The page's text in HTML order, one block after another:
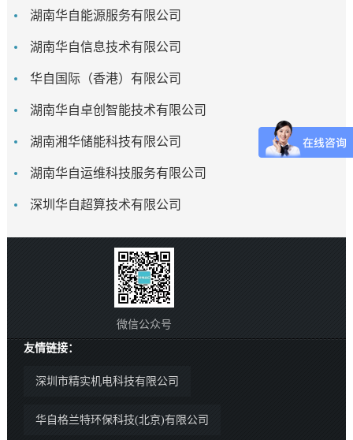
湖南华自能源服务有限公司
湖南华自信息技术有限公司
华自国际（香港）有限公司
湖南华自卓创智能技术有限公司
湖南湘华储能科技有限公司
湖南华自运维科技服务有限公司
深圳华自超算技术有限公司
微信公众号
友情链接：
深圳市精实机电科技有限公司
华自格兰特环保科技(北京)有限公司